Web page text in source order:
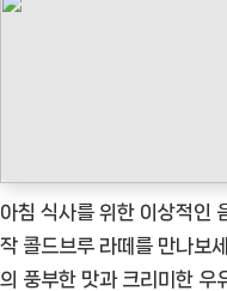
아침 식사를 위한 이상적인
작 콜드브루 라떼를 만나보
의 풍부한 맛과 크리미한 우